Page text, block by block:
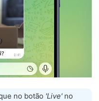
no botão 'Live'no